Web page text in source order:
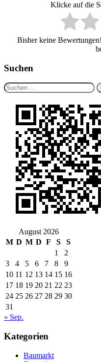
Klicke auf die
Bisher keine
Suchen
Suchen
nach:
August 2026
M D M D F S
S
1
2
3
4 5 6 7 8
9
10 11 12 13 14 15 16
17 18 19 20 21 22 23
24 25 26 27 28 29 30
31
« Sep.
Kategorien
Baumarkt